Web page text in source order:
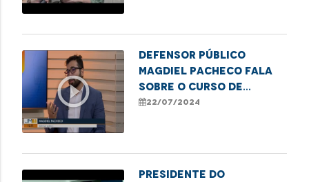
play_circle_outline
Defensor público
Magdiel Pacheco fala
sobre o Curso de
Lideranças Populares
22/07/2024
Presidente do